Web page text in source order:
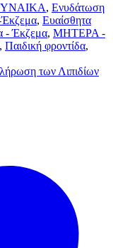
, Ενυδάτωση
Έκζεμα, Ευαίσθητα
- Έκζεμα, ΜΗΤΕΡΑ -
, Παιδική φροντίδα,
των Λιπιδίων